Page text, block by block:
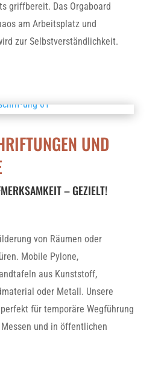
griffbereit. Das Orgaboard
am Arbeitsplatz und
zur Selbstverständlichkeit.
UND
– GEZIELT!
von Räumen oder
Mobile Pylone,
aus Kunststoff,
oder Metall. Unsere
für temporäre Wegführung
und in öffentlichen